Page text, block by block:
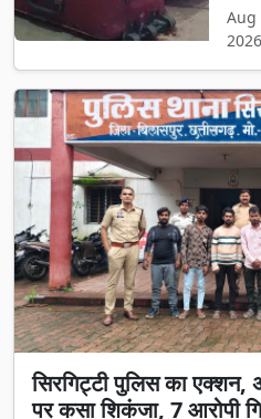
Aug
2026
सिरगिट्टी पुलिस का
पर कसा शिकंजा, 7 आरोपी